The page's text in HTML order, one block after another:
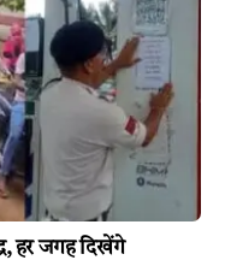
हर जगह दिखेंगे